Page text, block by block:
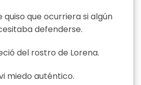
quiso que ocurriera si algún
defenderse.
del rostro de Lorena.
miedo auténtico.